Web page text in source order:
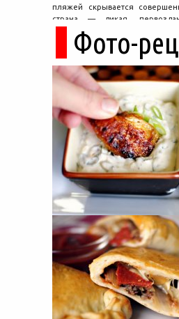
пляжей скрывается
страна — дикая,
древние руины дремлют в тени
горные дороги ведут к местам,
не расскажет ни один
Фото-